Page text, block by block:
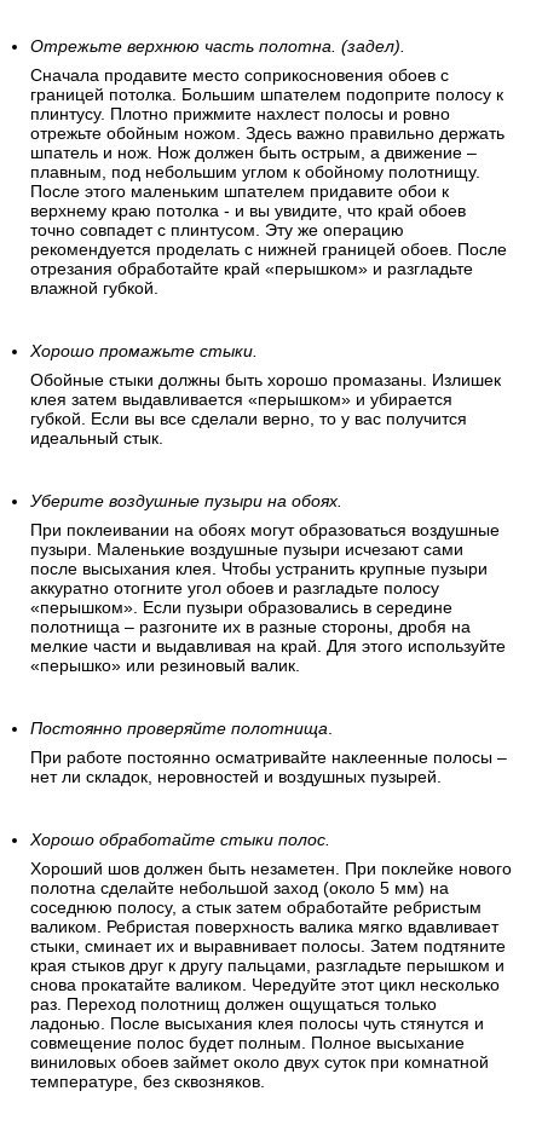
Отрежьте верхнюю часть полотна. (задел).
Сначала продавите место соприкосновения обоев с
границей потолка. Большим шпателем подоприте полосу к
плинтусу. Плотно прижмите нахлест полосы и ровно
отрежьте обойным ножом. Здесь важно правильно держать
шпатель и нож. Нож должен быть острым, а движение –
плавным, под небольшим углом к обойному полотнищу.
После этого маленьким шпателем придавите обои к
верхнему краю потолка - и вы увидите, что край обоев
точно совпадет с плинтусом. Эту же операцию
рекомендуется проделать с нижней границей обоев. После
отрезания обработайте край «перышком» и разгладьте
влажной губкой.
Хорошо промажьте стыки.
Обойные стыки должны быть хорошо промазаны. Излишек
клея затем выдавливается «перышком» и убирается
губкой. Если вы все сделали верно, то у вас получится
идеальный стык.
Уберите воздушные пузыри на обоях.
При поклеивании на обоях могут образоваться воздушные
пузыри. Маленькие воздушные пузыри исчезают сами
после высыхания клея. Чтобы устранить крупные пузыри
аккуратно отогните угол обоев и разгладьте полосу
«перышком». Если пузыри образовались в середине
полотнища – разгоните их в разные стороны, дробя на
мелкие части и выдавливая на край. Для этого используйте
«перышко» или резиновый валик.
Постоянно проверяйте полотнища.
При работе постоянно осматривайте наклеенные полосы –
нет ли складок, неровностей и воздушных пузырей.
Хорошо обработайте стыки полос.
Хороший шов должен быть незаметен. При поклейке нового
полотна сделайте небольшой заход (около 5 мм) на
соседнюю полосу, а стык затем обработайте ребристым
валиком. Ребристая поверхность валика мягко вдавливает
стыки, сминает их и выравнивает полосы. Затем подтяните
края стыков друг к другу пальцами, разгладьте перышком и
снова прокатайте валиком. Чередуйте этот цикл несколько
раз. Переход полотнищ должен ощущаться только
ладонью. После высыхания клея полосы чуть стянутся и
совмещение полос будет полным. Полное высыхание
виниловых обоев займет около двух суток при комнатной
температуре, без сквозняков.